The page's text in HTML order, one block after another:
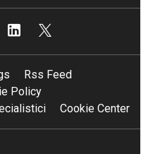
Rss Feed
Policy
Cookie Center